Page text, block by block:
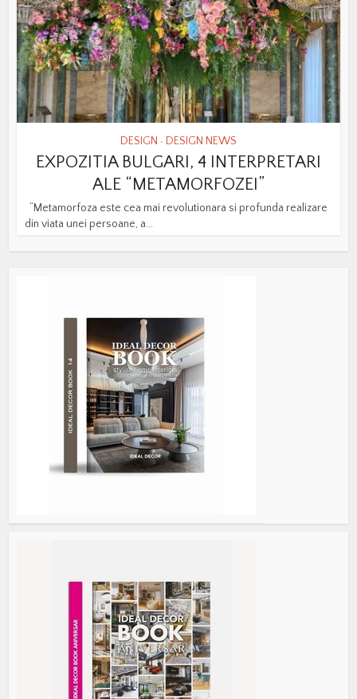
DESIGN • DESIGN NEWS
EXPOZITIA BULGARI, 4 INTERPRETARI
ALE “METAMORFOZEI”
“Metamorfoza este cea mai revolutionara si profunda realizare
din viata unei persoane, a...